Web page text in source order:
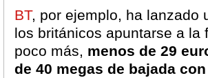
BT, por ejemplo, ha lanzado
los británicos apuntarse a la
poco más, menos de 29
de 40 megas de bajada